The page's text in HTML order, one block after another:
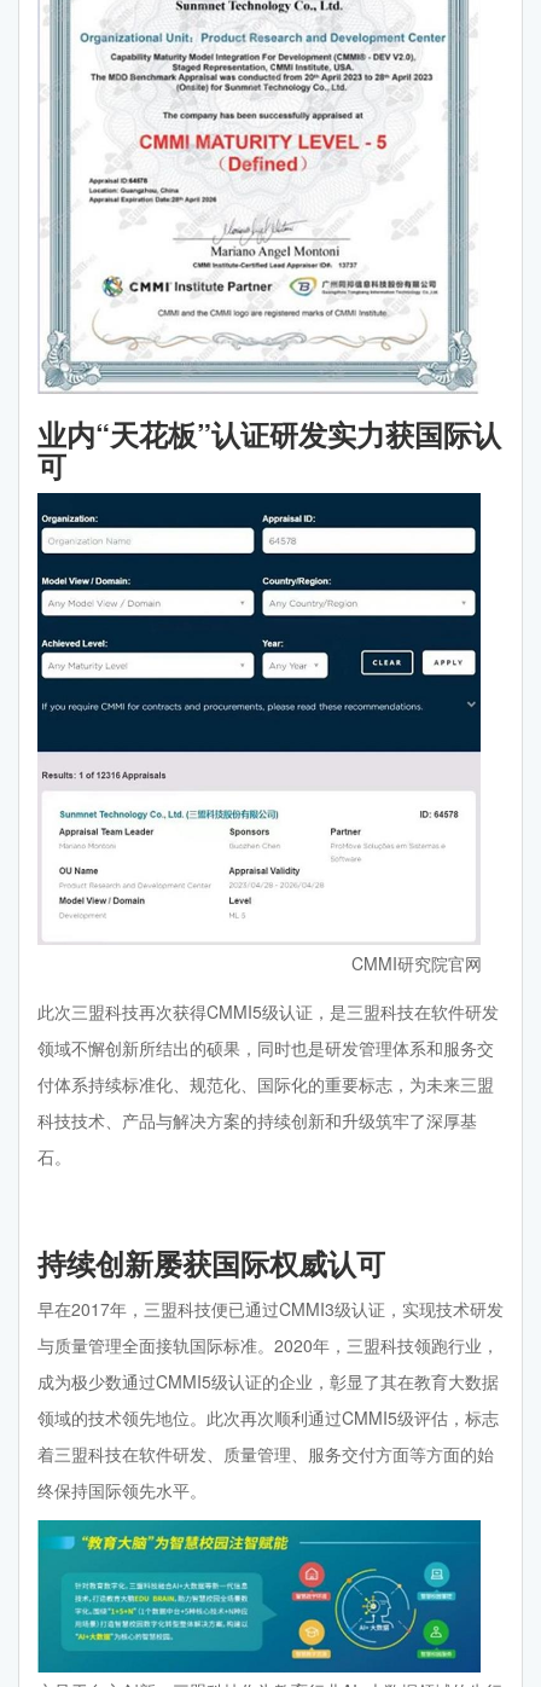
业内“天花板”认证研发实力获国际认
可
CMMI研究院官网
此次三盟科技再次获得CMMI5级认证，是三盟科技在软件研发
领域不懈创新所结出的硕果，同时也是研发管理体系和服务交
付体系持续标准化、规范化、国际化的重要标志，为未来三盟
科技技术、产品与解决方案的持续创新和升级筑牢了深厚基
石。
持续创新屡获国际权威认可
早在2017年，三盟科技便已通过CMMI3级认证，实现技术研发
与质量管理全面接轨国际标准。2020年，三盟科技领跑行业，
成为极少数通过CMMI5级认证的企业，彰显了其在教育大数据
领域的技术领先地位。此次再次顺利通过CMMI5级评估，标志
着三盟科技在软件研发、质量管理、服务交付方面等方面的始
终保持国际领先水平。